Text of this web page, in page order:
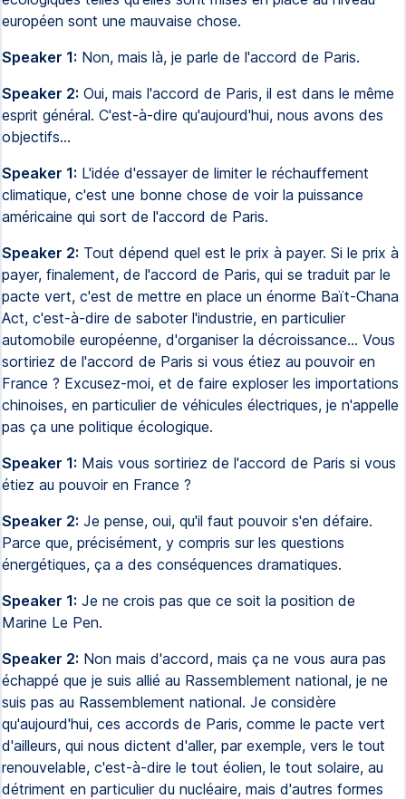
européen sont une mauvaise chose.
Speaker 1: Non, mais là, je parle de l'accord de Paris.
Speaker 2: Oui, mais l'accord de Paris, il est dans le même
esprit général. C'est-à-dire qu'aujourd'hui, nous avons des
objectifs...
Speaker 1: L'idée d'essayer de limiter le réchauffement
climatique, c'est une bonne chose de voir la puissance
américaine qui sort de l'accord de Paris.
Speaker 2: Tout dépend quel est le prix à payer. Si le prix à
payer, finalement, de l'accord de Paris, qui se traduit par le
pacte vert, c'est de mettre en place un énorme Baït-Chana
Act, c'est-à-dire de saboter l'industrie, en particulier
automobile européenne, d'organiser la décroissance... Vous
sortiriez de l'accord de Paris si vous étiez au pouvoir en
France ? Excusez-moi, et de faire exploser les importations
chinoises, en particulier de véhicules électriques, je n'appelle
pas ça une politique écologique.
Speaker 1: Mais vous sortiriez de l'accord de Paris si vous
étiez au pouvoir en France ?
Speaker 2: Je pense, oui, qu'il faut pouvoir s'en défaire.
Parce que, précisément, y compris sur les questions
énergétiques, ça a des conséquences dramatiques.
Speaker 1: Je ne crois pas que ce soit la position de
Marine Le Pen.
Speaker 2: Non mais d'accord, mais ça ne vous aura pas
échappé que je suis allié au Rassemblement national, je ne
suis pas au Rassemblement national. Je considère
qu'aujourd'hui, ces accords de Paris, comme le pacte vert
d'ailleurs, qui nous dictent d'aller, par exemple, vers le tout
renouvelable, c'est-à-dire le tout éolien, le tout solaire, au
détriment en particulier du nucléaire, mais d'autres formes